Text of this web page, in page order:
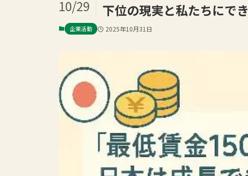
下位の現実と私たちにで
10/29
企業活動 2025年10月31日